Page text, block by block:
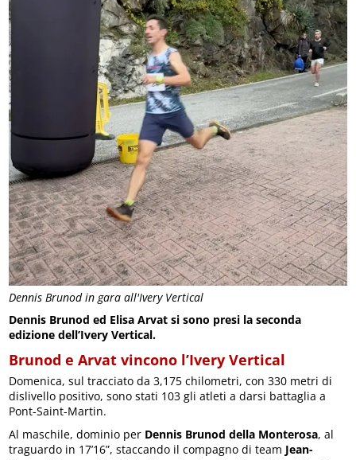
Dennis Brunod in gara all'Ivery Vertical
Dennis Brunod ed Elisa Arvat si sono presi la seconda
edizione dell’Ivery Vertical.
Brunod e Arvat vincono l’Ivery Vertical
Domenica, sul tracciato da 3,175 chilometri, con 330 metri di
dislivello positivo, sono stati 103 gli atleti a darsi battaglia a
Pont-Saint-Martin.
Al maschile, dominio per Dennis Brunod della Monterosa, al
traguardo in 17’16”, staccando il compagno di team Jean-